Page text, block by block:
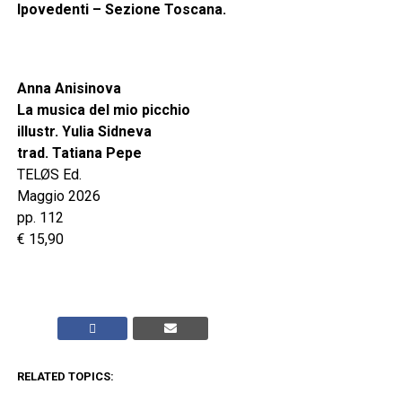
Ipovedenti – Sezione Toscana.
Anna Anisinova
La musica del mio picchio
illustr. Yulia Sidneva
trad. Tatiana Pepe
TELØS Ed.
Maggio 2026
pp. 112
€ 15,90
RELATED TOPICS: